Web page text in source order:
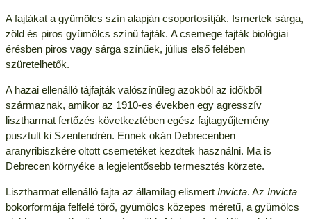
A fajtákat a gyümölcs szín alapján csoportosítják. Ismertek sárga,
zöld és piros gyümölcs színű fajták. A csemege fajták biológiai
érésben piros vagy sárga színűek, július első felében
szüretelhetők.
A hazai ellenálló tájfajták valószínűleg azokból az időkből
származnak, amikor az 1910-es években egy agresszív
lisztharmat fertőzés következtében egész fajtagyűjtemény
pusztult ki Szentendrén. Ennek okán Debrecenben
aranyribiszkére oltott csemetéket kezdtek használni. Ma is
Debrecen környéke a legjelentősebb termesztés körzete.
Lisztharmat ellenálló fajta az államilag elismert Invicta. Az Invicta
bokorformája felfelé törő, gyümölcs közepes méretű, a gyümölcs